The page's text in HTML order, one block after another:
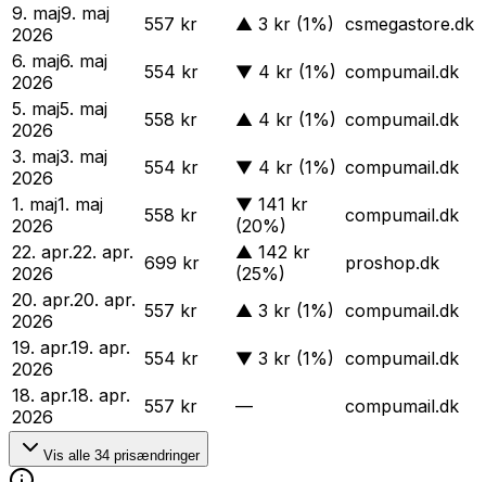
9. maj9. maj
2026
557 kr ▲ 3 kr (1%) csmegastore.dk
6. maj6. maj
2026
554 kr ▼ 4 kr (1%) compumail.dk
5. maj5. maj
2026
558 kr ▲ 4 kr (1%) compumail.dk
3. maj3. maj
2026
554 kr ▼ 4 kr (1%) compumail.dk
1. maj1. maj
2026
558 kr ▼ 141 kr
(20%)
compumail.dk
22. apr.22. apr.
2026
699 kr ▲ 142 kr
(25%)
proshop.dk
20. apr.20. apr.
2026
557 kr ▲ 3 kr (1%) compumail.dk
19. apr.19. apr.
2026
554 kr ▼ 3 kr (1%) compumail.dk
18. apr.18. apr.
2026
557 kr — compumail.dk
Vis alle 34 prisændringer